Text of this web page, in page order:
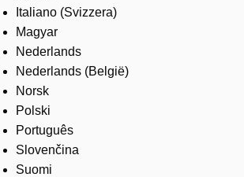
Italiano (Svizzera)
Magyar
Nederlands
Nederlands (België)
Norsk
Polski
Português
Slovenčina
Suomi